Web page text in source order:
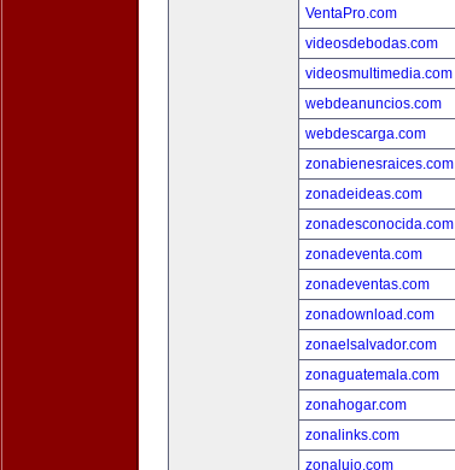
VentaPro.com
videosdebodas.com
videosmultimedia.com
webdeanuncios.com
webdescarga.com
zonabienesraices.com
zonadeideas.com
zonadesconocida.com
zonadeventa.com
zonadeventas.com
zonadownload.com
zonaelsalvador.com
zonaguatemala.com
zonahogar.com
zonalinks.com
zonalujo.com